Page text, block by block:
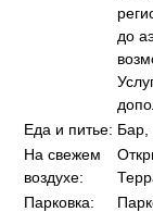
до
Еда и питье: Бар,
На свежем
воздухе:
Парковка: